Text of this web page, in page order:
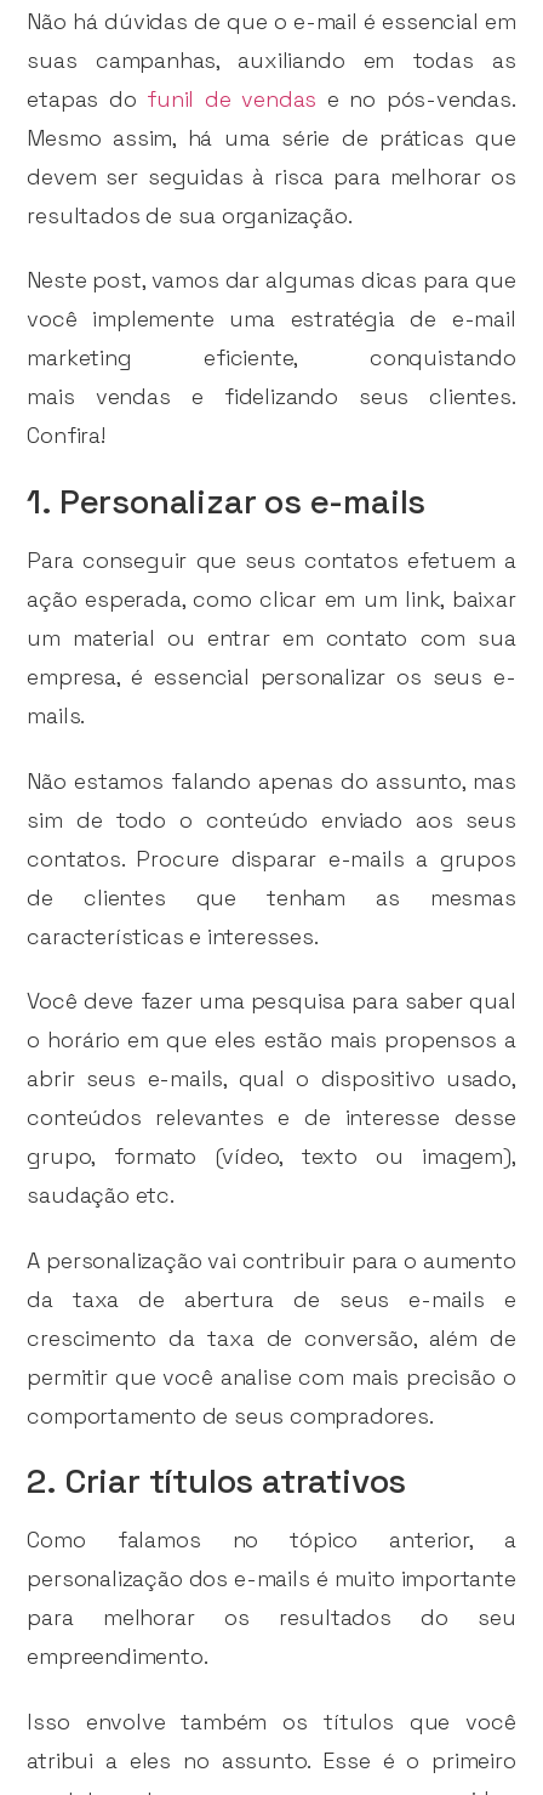
Não há dúvidas de que o e-mail é essencial em
suas campanhas, auxiliando em todas as
etapas do funil de vendas e no pós-vendas.
Mesmo assim, há uma série de práticas que
devem ser seguidas à risca para melhorar os
resultados de sua organização.
Neste post, vamos dar algumas dicas para que
você implemente uma estratégia de e-mail
marketing eficiente, conquistando
mais vendas e fidelizando seus clientes.
Confira!
1. Personalizar os e-mails
Para conseguir que seus contatos efetuem a
ação esperada, como clicar em um link, baixar
um material ou entrar em contato com sua
empresa, é essencial personalizar os seus e-
mails.
Não estamos falando apenas do assunto, mas
sim de todo o conteúdo enviado aos seus
contatos. Procure disparar e-mails a grupos
de clientes que tenham as mesmas
características e interesses.
Você deve fazer uma pesquisa para saber qual
o horário em que eles estão mais propensos a
abrir seus e-mails, qual o dispositivo usado,
conteúdos relevantes e de interesse desse
grupo, formato (vídeo, texto ou imagem),
saudação etc.
A personalização vai contribuir para o aumento
da taxa de abertura de seus e-mails e
crescimento da taxa de conversão, além de
permitir que você analise com mais precisão o
comportamento de seus compradores.
2. Criar títulos atrativos
Como falamos no tópico anterior, a
personalização dos e-mails é muito importante
para melhorar os resultados do seu
empreendimento.
Isso envolve também os títulos que você
atribui a eles no assunto. Esse é o primeiro